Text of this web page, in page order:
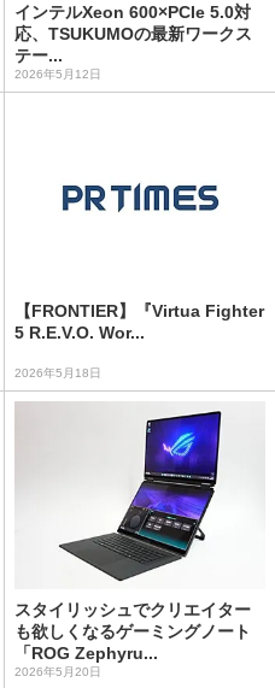
インテルXeon 600×PCIe 5.0対
応、TSUKUMOの最新ワークス
テー...
2026年5月12日
【FRONTIER】『Virtua Fighter
5 R.E.V.O. Wor...
2026年5月18日
スタイリッシュでクリエイター
も欲しくなるゲーミングノート
「ROG Zephyru...
2026年5月20日